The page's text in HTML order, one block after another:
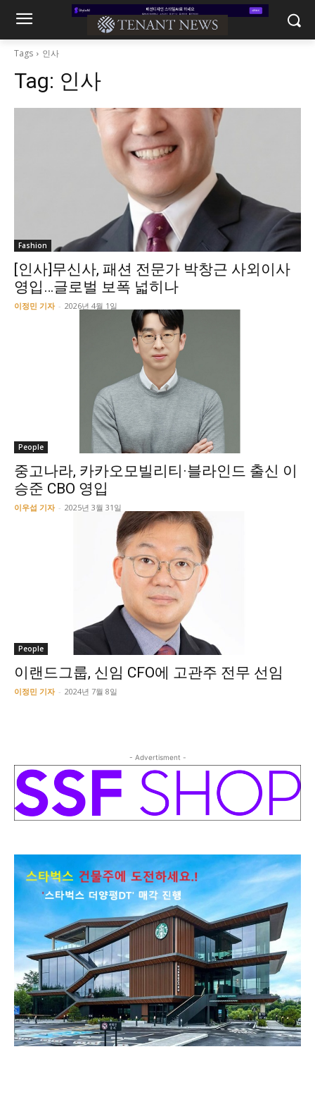
Tags 인사
Tag: 인사
Fashion
[인사]무신사, 패션 전문가 박창근 사외이사
영입…글로벌 보폭 넓히나
이정민 기자 - 2026년 4월 1일
People
중고나라, 카카오모빌리티·블라인드 출신 이
승준 CBO 영입
이우섭 기자 - 2025년 3월 31일
People
이랜드그룹, 신임 CFO에 고관주 전무 선임
이정민 기자 - 2024년 7월 8일
- Advertisment -